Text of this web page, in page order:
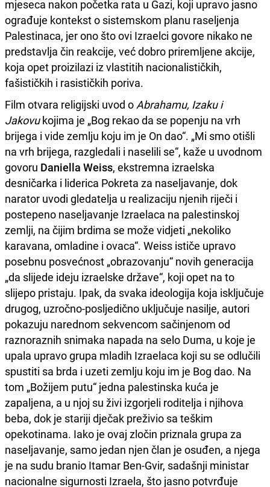
mjeseca nakon početka rata u Gazi, koji upravo jasno
ograđuje kontekst o sistemskom planu raseljenja
Palestinaca, jer ono što ovi Izraelci govore nikako ne
predstavlja čin reakcije, već dobro priremljene akcije,
koja opet proizilazi iz vlastitih nacionalističkih,
fašističkih i rasističkih poriva.
Film otvara religijski uvod oAbrahamu, Izaku i
Jakovukojima je „Bog rekao da se popenju na vrh
brijega i vide zemlju koju im je On dao“. „Mi smo otišli
na vrh brijega, razgledali i naselili se“, kaže u uvodnom
govoru Daniella Weiss, ekstremna izraelska
desničarka i liderica Pokreta za naseljavanje, dok
narator uvodi gledatelja u realizaciju njenih riječi i
postepeno naseljavanje Izraelaca na palestinskoj
zemlji, na čijim brdima se može vidjeti „nekoliko
karavana, omladine i ovaca“. Weiss ističe upravo
posebnu posvećnost „obrazovanju“ novih generacija
„da slijede ideju izraelske države“, koji opet na to
slijepo pristaju. Ipak, da svaka ideologija koja isključuje
drugog, uzročno-posljedično uključuje nasilje, autori
pokazuju narednom sekvencom sačinjenom od
raznoraznih snimaka napada na selo Duma, u koje je
upala upravo grupa mladih Izraelaca koji su se odlučili
spustiti sa brda i uzeti zemlju koju im je Bog dao. Na
tom „Božijem putu“ jedna palestinska kuća je
zapaljena, a u njoj su živi izgorjeli roditelja i njihova
beba, dok je stariji dječak preživio sa teškim
opekotinama. Iako je ovaj zločin priznala grupa za
naseljavanje, samo jedan njen član je osuđen, a njega
je na sudu branio Itamar Ben-Gvir, sadašnji ministar
nacionalne sigurnosti Izraela, što jasno potvrđuje